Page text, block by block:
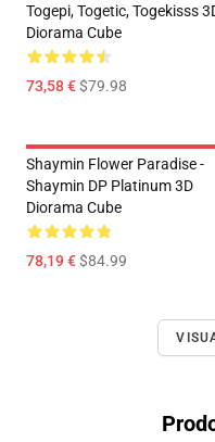
Togepi, Togetic, Togekisss
Diorama Cube
73,58 €$79.98
Shaymin Flower Paradise -
Shaymin DP Platinum 3D
Diorama Cube
78,19 €$84.99